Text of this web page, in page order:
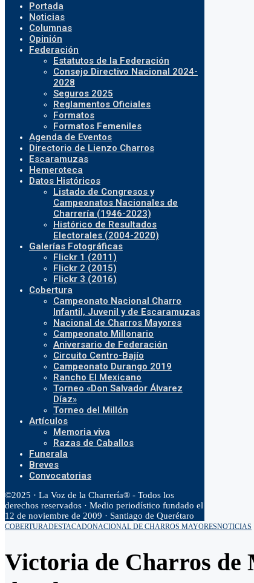
Portada
Noticias
Columnas
Opinión
Federación
Estatutos de la Federación
Consejo Directivo Nacional 2024-
2028
Seguros 2025
Reglamentos Oficiales
Formatos
Formatos Femeniles
Agenda de Eventos
Directorio de Lienzo Charros
Escaramuzas
Hemeroteca
Datos Históricos
Listado de Congresos y
Campeonatos Nacionales de
Charrería (1946-2023)
Histórico de Resultados
Electorales (2004-2020)
Galerías Fotográficas
Flickr 1 (2011)
Flickr 2 (2015)
Flickr 3 (2016)
Cobertura
Campeonato Nacional Charro
Infantil, Juvenil y de Escaramuzas
Nacional de Charros Mayores
Campeonato Millonario
Aniversario de Federación
Circuito Centro-Bajío
Campeonato Durango 2019
Rancho El Mexicano
Torneo «Don Salvador Álvarez
Díaz»
Torneo del Millón
Artículos
Memoria viva
Razas de Caballos
Funerala
Breves
Convocatorias
©2025 · La Voz de la Charrería® - Todos los
derechos reservados · Medio periodístico fundado el
12 de noviembre de 2009 · Santiago de Querétaro
COBERTURADESTACADONACIONAL DE CHARROS MAYORESNOTICIAS
Victoria de Charros de